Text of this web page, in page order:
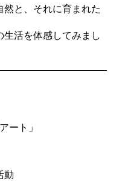
と、それに育まれた
活を体感してみまし
ート」
動